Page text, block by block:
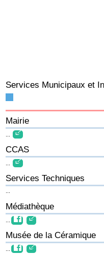
Services Municipaux et
Mairie
CCAS
Services Techniques
Médiathèque
...
Musée de la Céramique